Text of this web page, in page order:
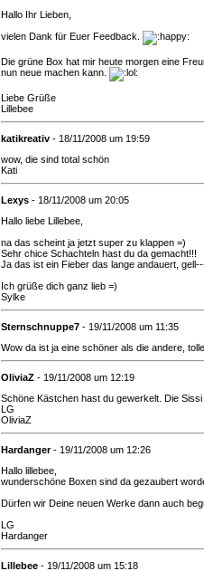
Hallo Ihr Lieben,
vielen Dank für Euer Feedback.
Die grüne Box hat mir heute morgen eine
nun neue machen kann.
Liebe Grüße
Lillebee
katikreativ - 18/11/2008 um 19:59
wow, die sind total schön
Kati
Lexys - 18/11/2008 um 20:05
Hallo liebe Lillebee,
na das scheint ja jetzt super zu klappen =)
Sehr chice Schachteln hast du da gemacht!!!
Ja das ist ein Fieber das lange andauert,
Ich grüße dich ganz lieb =)
Sylke
Sternschnuppe7 - 19/11/2008 um 11:35
Wow da ist ja eine schöner als die andere,
OliviaZ - 19/11/2008 um 12:19
Schöne Kästchen hast du gewerkelt. Die
LG
OliviaZ
Hardanger- 19/11/2008 um 12:26
Hallo lillebee,
wunderschöne Boxen sind da gezaubert
Dürfen wir Deine neuen Werke dann auch
LG
Hardanger
Lillebee - 19/11/2008 um 15:18